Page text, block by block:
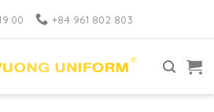
+84 961 802 803